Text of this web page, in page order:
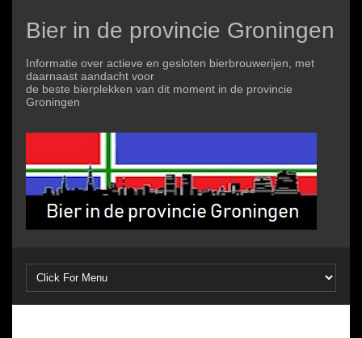
Bier in de provincie Groningen
Informatie over actieve en gesloten bierbrouwerijen, met
daarnaast aandacht voor
de beste bierplekken van dit moment in de provincie
Groningen